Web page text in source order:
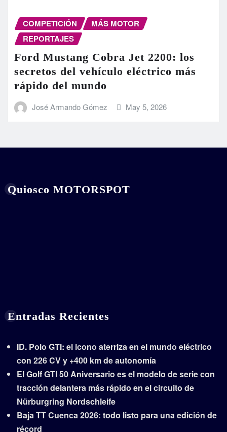
COMPETICIÓN
MÁS MOTOR
REPORTAJES
Ford Mustang Cobra Jet 2200: los
secretos del vehículo eléctrico más
rápido del mundo
José Armando Gómez May 5, 2026
Quiosco MOTORSPOT
Entradas Recientes
ID. Polo GTI: el icono aterriza en el mundo eléctrico
con 226 CV y +400 km de autonomía
El Golf GTI 50 Aniversario es el modelo de serie con
tracción delantera más rápido en el circuito de
Nürburgring Nordschleife
Baja TT Cuenca 2026: todo listo para una edición de
récord